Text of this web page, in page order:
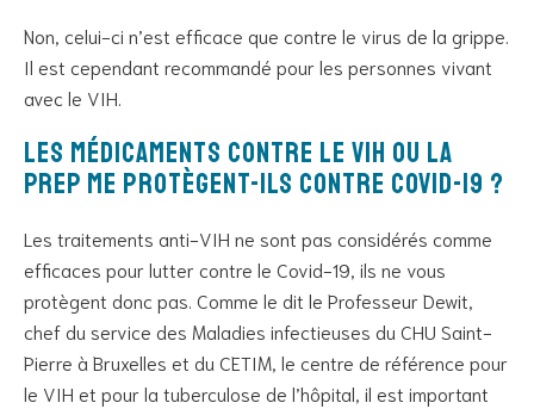
Non, celui-ci n’est efficace que contre le virus de la grippe.
Il est cependant recommandé pour les personnes vivant
avec le VIH.
Les médicaments contre le VIH ou la
PrEP me protègent-ils contre coVID-19 ?
Les traitements anti-VIH ne sont pas considérés comme
efficaces pour lutter contre le Covid-19, ils ne vous
protègent donc pas. Comme le dit le Professeur Dewit,
chef du service des Maladies infectieuses du CHU Saint-
Pierre à Bruxelles et du CETIM, le centre de référence pour
le VIH et pour la tuberculose de l’hôpital, il est important